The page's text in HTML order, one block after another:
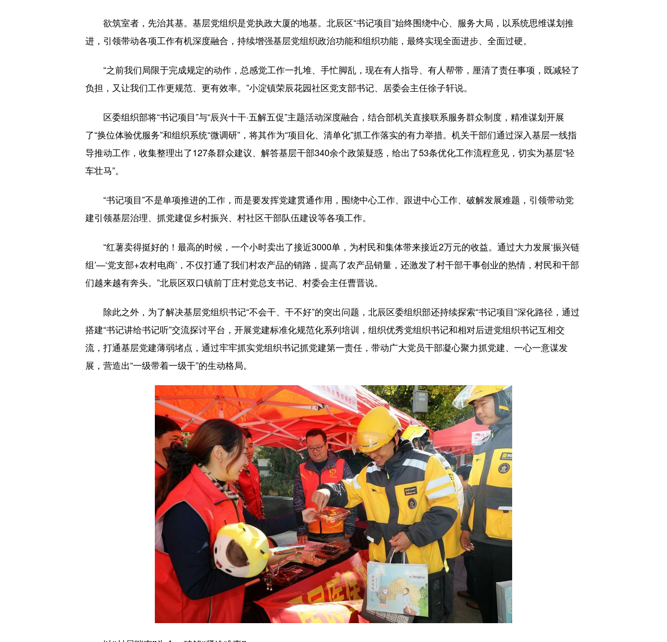
欲筑室者，先治其基。基层党组织是党执政大厦的地基。北辰区“书记项目”始终围绕中心、服务大局，以系统思维谋划推
进，引领带动各项工作有机深度融合，持续增强基层党组织政治功能和组织功能，最终实现全面进步、全面过硬。
“之前我们局限于完成规定的动作，总感觉工作一扎堆、手忙脚乱，现在有人指导、有人帮带，厘清了责任事项，既减轻了
负担，又让我们工作更规范、更有效率。”小淀镇荣辰花园社区党支部书记、居委会主任徐子轩说。
区委组织部将“书记项目”与“辰兴十干·五解五促”主题活动深度融合，结合部机关直接联系服务群众制度，精准谋划开展
了“换位体验优服务”和组织系统“微调研”，将其作为“项目化、清单化”抓工作落实的有力举措。机关干部们通过深入基层一线指
导推动工作，收集整理出了127条群众建议、解答基层干部340余个政策疑惑，给出了53条优化工作流程意见，切实为基层“轻
车壮马”。
“书记项目”不是单项推进的工作，而是要发挥党建贯通作用，围绕中心工作、跟进中心工作、破解发展难题，引领带动党
建引领基层治理、抓党建促乡村振兴、村社区干部队伍建设等各项工作。
“红薯卖得挺好的！最高的时候，一个小时卖出了接近3000单，为村民和集体带来接近2万元的收益。通过大力发展‘振兴链
组’—‘党支部+农村电商’，不仅打通了我们村农产品的销路，提高了农产品销量，还激发了村干部干事创业的热情，村民和干部
们越来越有奔头。”北辰区双口镇前丁庄村党总支书记、村委会主任曹晋说。
除此之外，为了解决基层党组织书记“不会干、干不好”的突出问题，北辰区委组织部还持续探索“书记项目”深化路径，通过
搭建“书记讲给书记听”交流探讨平台，开展党建标准化规范化系列培训，组织优秀党组织书记和相对后进党组织书记互相交
流，打通基层党建薄弱堵点，通过牢牢抓实党组织书记抓党建第一责任，带动广大党员干部凝心聚力抓党建、一心一意谋发
展，营造出“一级带着一级干”的生动格局。